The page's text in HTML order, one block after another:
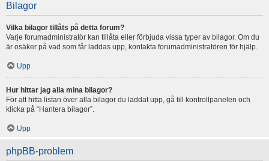
Bilagor
Vilka bilagor tillåts på detta forum?
Varje forumadministratör kan tillåta eller förbjuda vissa typer av bilagor. Om du
är osäker på vad som får laddas upp, kontakta forumadministratören för hjälp.
Upp
Hur hittar jag alla mina bilagor?
För att hitta listan över alla bilagor du laddat upp, gå till kontrollpanelen och
klicka på “Hantera bilagor”.
Upp
phpBB-problem